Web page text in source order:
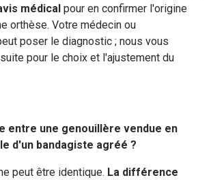
médical pour en confirmer l'origine
orthèse. Votre médecin ou
poser le diagnostic ; nous vous
pour le choix et l'ajustement du
entre une genouillère vendue en
d'un bandagiste agréé ?
peut être identique. La différence